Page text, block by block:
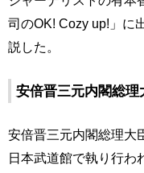
司のOK! Cozy up!」に
説した。
安倍晋三元内閣総理
安倍晋三元内閣総理大
日本武道館で執り行わ